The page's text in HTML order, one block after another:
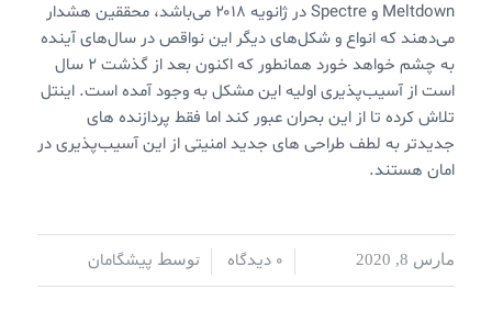
Meltdown و Spectre در ژانویه ۲۰۱۸ می‌باشد، محققین هشدار
می‌دهند که انواع و شکل‌های دیگر این نواقص در سال‌های آینده
به چشم خواهد خورد همانطور که اکنون بعد از گذشت ۲ سال
است از آسیب‌پذیری اولیه این مشکل به وجود آمده است. اینتل
تلاش کرده تا از این بحران عبور کند اما فقط پردازنده های
جدیدتر به لطف طراحی های جدید امنیتی از این آسیب‌پذیری در
امان هستند.
مارس 8, 2020 / 0 دیدگاه
/ توسط پیشگامان